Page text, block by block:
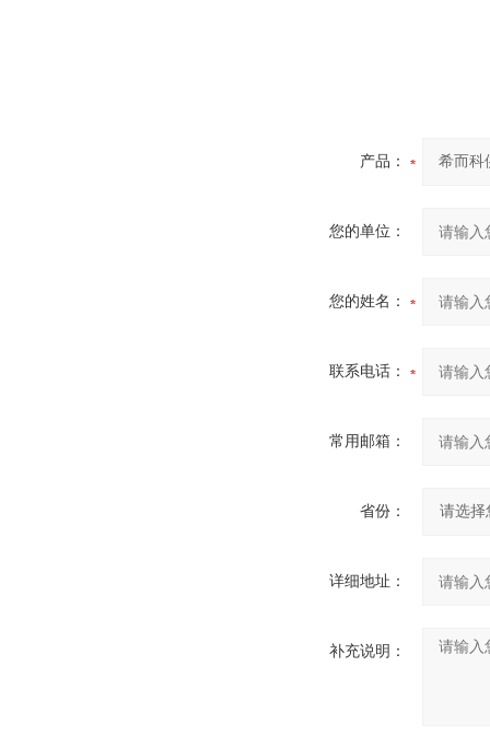
产品：
您的单位：
您的姓名：
联系电话：
常用邮箱：
省份：
详细地址：
补充说明：